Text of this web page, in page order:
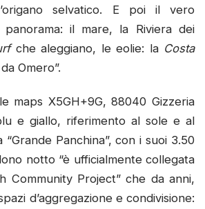
selvatico. E poi il vero
il mare, la Riviera dei
che aleggiano, le eolie: la Costa
Omero”.
maps X5GH+9G, 88040 Gizzeria
e giallo, riferimento al sole e al
Panchina”, con i suoi 3.50
notto “è ufficialmente collegata
Community Project” che da anni,
d’aggregazione e condivisione: